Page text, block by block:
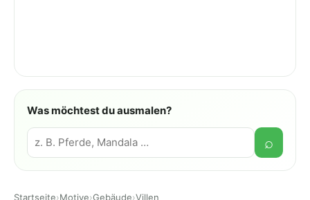
Was möchtest du ausmalen?
Suche
⌕
Startseite›Motive›Gebäude›Villen